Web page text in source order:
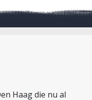
Haag die nu al